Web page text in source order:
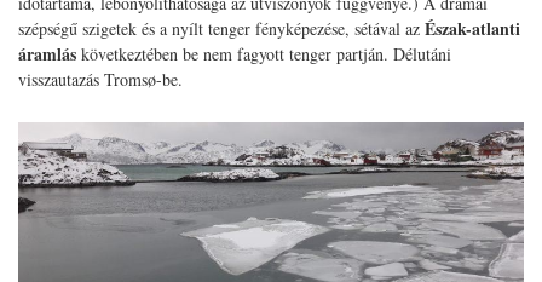
szépségű szigetek és a nyílt tenger fényképezése, sétával az Észak-atlanti
áramlás következtében be nem fagyott tenger partján. Délutáni
visszautazás Tromsø-be.